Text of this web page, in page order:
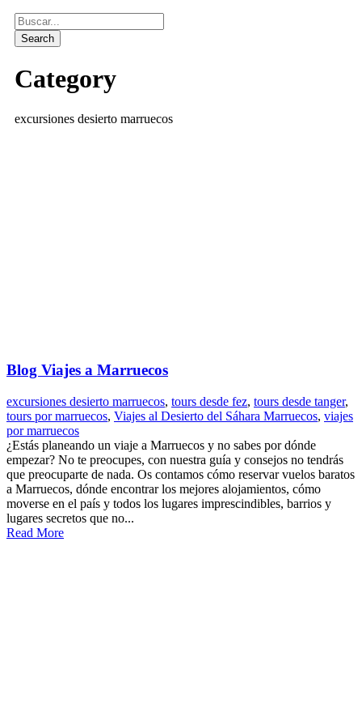
Category
excursiones desierto marruecos
Blog Viajes a Marruecos
excursiones desierto marruecos, tours desde fez, tours desde tanger,
tours por marruecos, Viajes al Desierto del Sáhara Marruecos, viajes
por marruecos
¿Estás planeando un viaje a Marruecos y no sabes por dónde
empezar? No te preocupes, con nuestra guía y consejos no tendrás
que preocuparte de nada. Os contamos cómo reservar vuelos baratos
a Marruecos, dónde encontrar los mejores alojamientos, cómo
moverse en el país y todos los lugares imprescindibles, barrios y
lugares secretos que no...
Read More